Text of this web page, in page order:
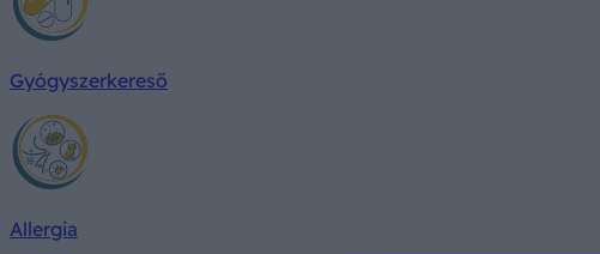
Gyógyszerkereső
Allergia